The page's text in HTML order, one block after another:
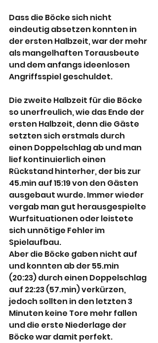
Dass die Böcke sich nicht
eindeutig absetzen konnten in
der ersten Halbzeit, war der mehr
als mangelhaften Torausbeute
und dem anfangs ideenlosen
Angriffsspiel geschuldet.
Die zweite Halbzeit für die Böcke
so unerfreulich, wie das Ende der
ersten Halbzeit, denn die Gäste
setzten sich erstmals durch
einen Doppelschlag ab und man
lief kontinuierlich einen
Rückstand hinterher, der bis zur
45.min auf 15:19 von den Gästen
ausgebaut wurde. Immer wieder
vergab man gut herausgespielte
Wurfsituationen oder leistete
sich unnötige Fehler im
Spielaufbau.
Aber die Böcke gaben nicht auf
und konnten ab der 55.min
(20:23) durch einen Doppelschlag
auf 22:23 (57.min) verkürzen,
jedoch sollten in den letzten 3
Minuten keine Tore mehr fallen
und die erste Niederlage der
Böcke war damit perfekt.